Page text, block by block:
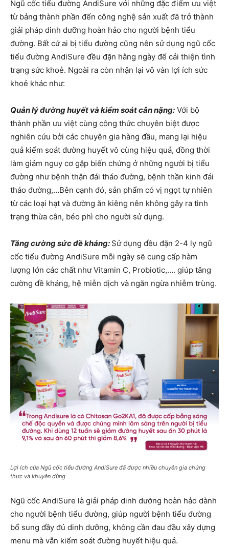
Ngũ cốc tiểu đường AndiSure với những đặc điểm ưu việt
từ bảng thành phần đến công nghệ sản xuất đã trở thành
giải pháp dinh dưỡng hoàn hảo cho người bệnh tiểu
đường. Bất cứ ai bị tiểu đường cũng nên sử dụng ngũ cốc
tiểu đường AndiSure đều đặn hằng ngày để cải thiện tình
trạng sức khoẻ. Ngoài ra còn nhận lại vô vàn lợi ích sức
khoẻ khác như:
Quản lý đường huyết và kiểm soát cân nặng: Với bộ
thành phần ưu việt cùng công thức chuyên biệt được
nghiên cứu bởi các chuyên gia hàng đầu, mang lại hiệu
quả kiểm soát đường huyết vô cùng hiệu quả, đồng thời
làm giảm nguy cơ gặp biến chứng ở những người bị tiểu
đường như bệnh thận đái tháo đường, bệnh thần kinh đái
tháo đường,…Bên cạnh đó, sản phẩm có vị ngọt tự nhiên
từ các loại hạt và đường ăn kiêng nên không gây ra tình
trạng thừa cân, béo phì cho người sử dụng.
Tăng cường sức đề kháng: Sử dụng đều đặn 2-4 ly ngũ
cốc tiểu đường AndiSure mỗi ngày sẽ cung cấp hàm
lượng lớn các chất như Vitamin C, Probiotic,…. giúp tăng
cường đề kháng, hệ miễn dịch và ngăn ngừa nhiễm trùng.
Lợi ích của Ngũ cốc tiểu đường AndiSure đã được nhiều chuyên gia chứng
thực và khuyên dùng
Ngũ cốc AndiSure là giải pháp dinh dưỡng hoàn hảo dành
cho người bệnh tiểu đường, giúp người bệnh tiểu đường
bổ sung đầy đủ dinh dưỡng, không cần đau đầu xây dựng
menu mà vẫn kiểm soát đường huyết hiệu quả.